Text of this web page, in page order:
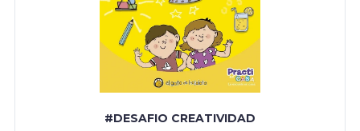
#DESAFIO CREATIVIDAD